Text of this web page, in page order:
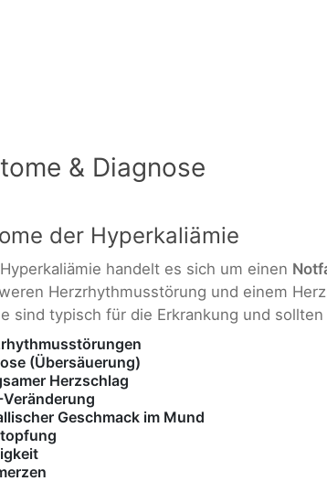
& Diagnose
der Hyperkaliämie
handelt es sich um einen
Herzrhythmusstörung und einem
sind typisch für die Erkrankung und
(Übersäuerung)
Herzschlag
Veränderung
Geschmack im Mund